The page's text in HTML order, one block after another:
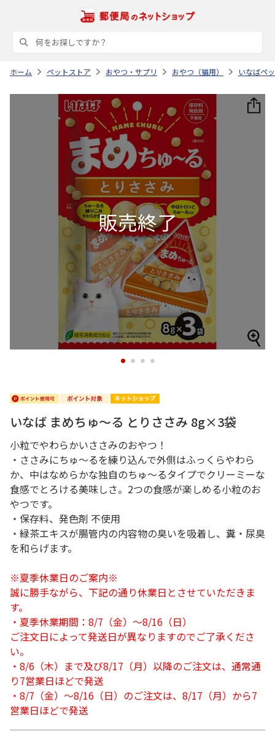
ホーム ペットストア おやつ・サプリ おやつ（猫用） いなばペ
1 2 3 4
いなば まめちゅ～る とりささみ 8g×3袋
小粒でやわらかいささみのおやつ！
・ささみにちゅ～るを練り込んで外側はふっくらやわら
か、中はなめらかな独自のちゅ～るタイプでクリーミーな
食感でとろける美味しさ。2つの食感が楽しめる小粒のお
やつです。
・保存料、発色剤 不使用
・緑茶エキスが腸管内の内容物の臭いを吸着し、糞・尿臭
を和らげます。
※夏季休業日のご案内※
誠に勝手ながら、下記の通り休業日とさせていただきま
す。
・夏季休業期間：8/7（金）～8/16（日）
ご注文日によって発送日が異なりますのでご了承くださ
い。
・8/6（木）まで及び8/17（月）以降のご注文は、通常通
り7営業日ほどで発送
・8/7（金）～8/16（日）のご注文は、8/17（月）から7
営業日ほどで発送